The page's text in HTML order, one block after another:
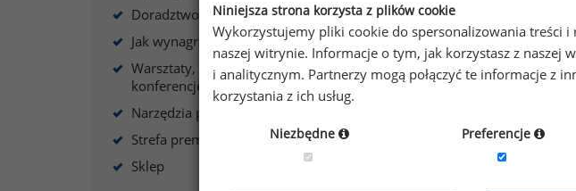
Doradztwo płacowe
Jak wynagradzać?
Warsztaty, szkolenia,
konferencje
Narzędzia płacowe
Strefa premium
Sklep
sprawdzić raporty dla
Niniejsza strona korzysta z plików cookie
Wykorzystujemy pliki cookie do spersonalizowania treści
naszej witrynie. Informacje o tym, jak korzystasz z
i analitycznym. Partnerzy mogą połączyć te informacje z
korzystania z ich usług.
Niezbędne Preferencje